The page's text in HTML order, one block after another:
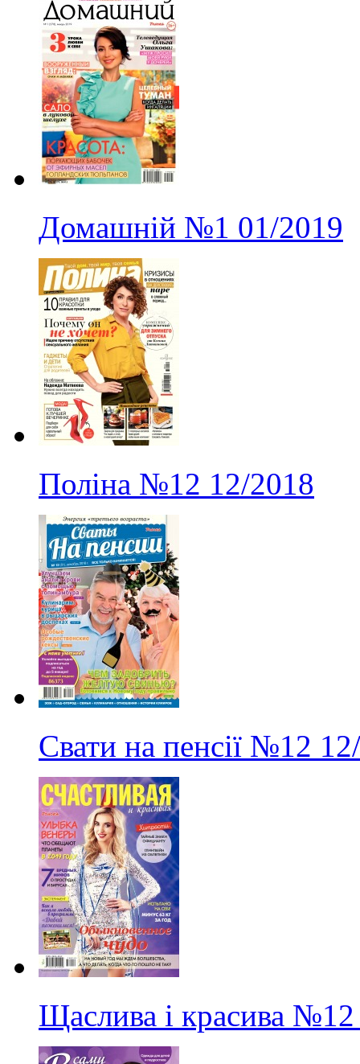
Домашній №1 01/2019
Поліна №12 12/2018
Свати на пенсії №12
Щаслива і красива №12